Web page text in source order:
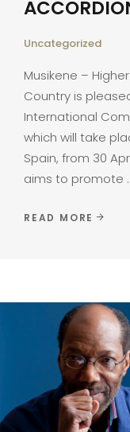
Uncategorized
Musikene –
Country is
International
which will take
Spain, from 30
aims to promote
READ MORE